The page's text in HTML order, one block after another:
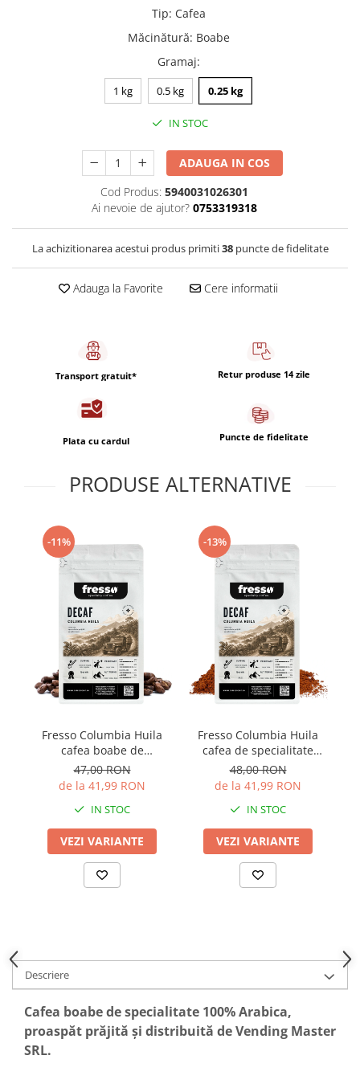
Tip: Cafea
Măcinătură: Boabe
Gramaj:
1 kg 0.5 kg 0.25 kg
IN STOC
ADAUGA IN COS
Cod Produs: 5940031026301
Ai nevoie de ajutor? 0753319318
La achizitionarea acestui produs primiti38puncte de fidelitate
Adauga la Favorite Cere informatii
Transport gratuit* Retur produse 14 zile
Plata cu cardul Puncte de fidelitate
PRODUSE ALTERNATIVE
-11%
Fresso Columbia Huila
cafea boabe de
specialitate proaspăt
prăjită și decofeinizată
47,00 RON
de la 41,99 RON
IN STOC
VEZI VARIANTE
-13%
Fresso Columbia Huila
cafea de specialitate
decofeinizată proaspăt
prăjită și măcinată
48,00 RON
de la 41,99 RON
IN STOC
VEZI VARIANTE
Descriere
Cafea boabe de specialitate 100% Arabica,
proaspăt prăjită și distribuită de Vending Master
SRL.